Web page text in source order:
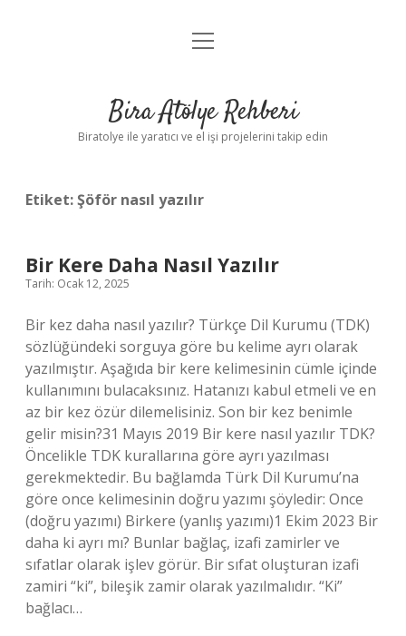
Anasayfa
Yasal Uyarı
menüyü
Bira Atölye Rehberi
Biratolye ile yaratıcı ve el işi projelerini takip edin
Etiket:Şöför nasıl yazılır
Bir Kere Daha Nasıl Yazılır
Tarih: Ocak 12, 2025
Bir kez daha nasıl yazılır? Türkçe Dil Kurumu (TDK)
sözlüğündeki sorguya göre bu kelime ayrı olarak
yazılmıştır. Aşağıda bir kere kelimesinin cümle içinde
kullanımını bulacaksınız. Hatanızı kabul etmeli ve en
az bir kez özür dilemelisiniz. Son bir kez benimle
gelir misin?31 Mayıs 2019 Bir kere nasıl yazılır TDK?
Öncelikle TDK kurallarına göre ayrı yazılması
gerekmektedir. Bu bağlamda Türk Dil Kurumu’na
göre once kelimesinin doğru yazımı şöyledir: Once
(doğru yazımı) Birkere (yanlış yazımı)1 Ekim 2023 Bir
daha ki ayrı mı? Bunlar bağlaç, izafi zamirler ve
sıfatlar olarak işlev görür. Bir sıfat oluşturan izafi
zamiri “ki”, bileşik zamir olarak yazılmalıdır. “Ki”
bağlacı…